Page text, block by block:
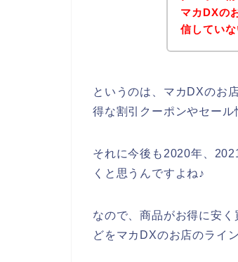
マカDXの
信してい
というのは、マカDXのお
得な割引クーポンやセール
それに今後も2020年、
くと思うんですよね♪
なので、商品がお得に安
どをマカDXのお店のライ